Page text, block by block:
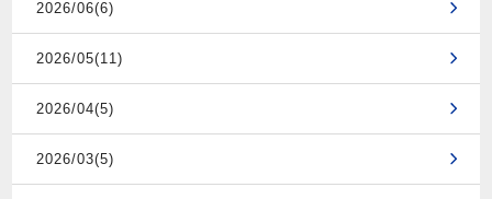
2026/06(6)
2026/05(11)
2026/04(5)
2026/03(5)